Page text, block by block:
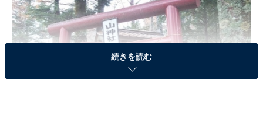
続きを読む